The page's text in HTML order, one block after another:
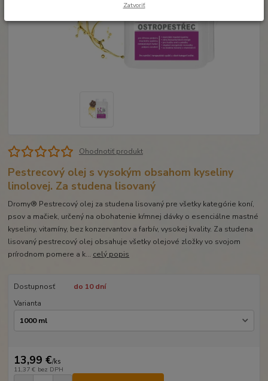
Ohodnotiť produkt
Pestrecový olej s vysokým obsahom kyseliny
linolovej. Za studena lisovaný
Dromy® Pestrecový olej za studena lisovaný pre všetky kategórie koní,
psov a mačiek, určený na obohatenie kŕmnej dávky o esenciálne mastné
kyseliny, vitamíny, bez konzervantov a farbív, vysokej kvality. Za studena
lisovaný pestrecový olej obsahuje všetky olejové zložky vo svojom
prírodnom pomere a k... celý popis
Dostupnosť
do 10 dní
Varianta
13,99 €/ks
11,37 € bez DPH
Zatvoriť